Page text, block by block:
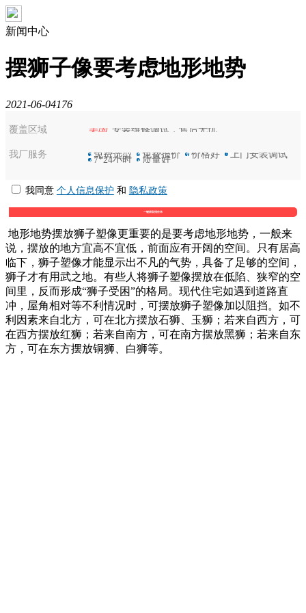
新闻中心
摆狮子像要考虑地形地势
2021-06-04176
覆盖区域 美国 安装维修调试，售后无忧
我厂服务 选免费选型 保免费报价 优价格好 装上门安装调试
7 7*24小时 好质量好
我同意 个人信息保护 和 隐私政策
地形地势摆放狮子塑像更重要的是要考虑地形地势，一般来
说，摆放的地方宜高不宜低，前面应有开阔的空间。只有居高
临下，狮子塑像才能显示出不凡的气势，具备了足够的空间，
狮子才有用武之地。有些人将狮子塑像摆放在低陷、狭窄的空
间里，反而形成“狮子受困”的格局。现代住宅如遇到道路直
冲，屋角相对等不利情况时，可摆放狮子塑像加以阻挡。如不
利因素来自北方，可在北方摆放石狮、玉狮；若来自西方，可
在西方摆放红狮；若来自南方，可在南方摆放黑狮；若来自东
方，可在东方摆放铜狮、白狮等。